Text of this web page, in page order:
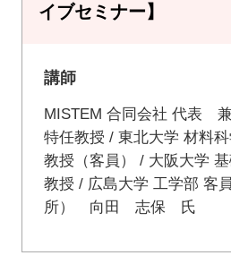
イブセミナー】
講師
MISTEM 合同会社 代表
特任教授 / 東北大学 材料
教授（客員） / 大阪大学
教授 / 広島大学 工学部 客
所） 向田 志保 氏